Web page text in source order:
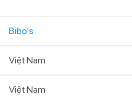
Bibo's
Việt Nam
Việt Nam